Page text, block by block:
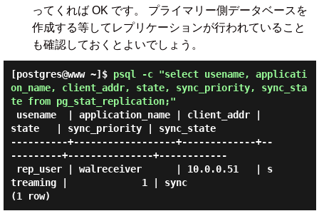
ってくれば OK です。 プライマリー側データベースを
作成する等してレプリケーションが行われていること
も確認しておくとよいでしょう。
[postgres@www ~]$ psql -c "select usename, applicati
on_name, client_addr, state, sync_priority, sync_sta
te from pg_stat_replication;"
state   | sync_priority | sync_state
----------+------------------+-------------+--
---------+---------------+------------
treaming |             1 | sync